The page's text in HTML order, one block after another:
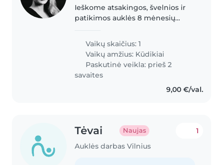
Ieškome atsakingos, švelnios ir
patikimos auklės 8 mėnesių
paprastas – pabūti su mažyle
manieže namuose, kol mama
tvarkosi, prausiasi ar pavalgo.
Maitinti,..
Vaikų skaičius: 1
Vaikų amžius: Kūdikiai
Paskutinė veikla: prieš 2
savaites
9,00 €/val.
Tėvai Naujas
Auklės darbas Vilnius
1